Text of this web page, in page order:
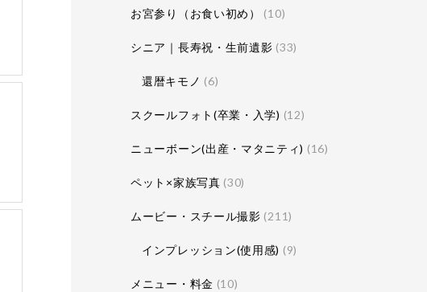
お宮参り（お食い初め） (10)
シニア｜長寿祝・生前遺影 (33)
還暦キモノ (6)
スクールフォト(卒業・入学) (12)
ニューボーン(出産・マタニティ) (16)
ペット×家族写真 (30)
ムービー・スチール撮影 (211)
インプレッション(使用感) (9)
メニュー・料金 (10)